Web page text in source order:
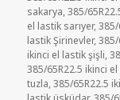
sakarya,385/
el lastik sarıyer,
lastik Şirinevler,
ikinci el lastik şişli,
385/65R22.5 ikinci
tuzla,385/65R22.5